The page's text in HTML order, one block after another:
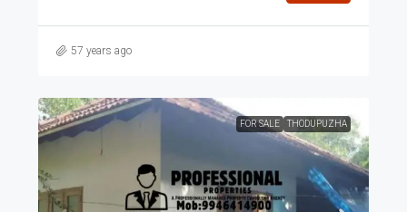
57 years ago
FOR SALE THODUPUZHA